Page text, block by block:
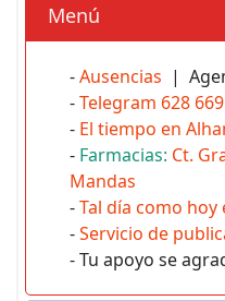
Menú
-Ausencias |
-Telegram 628
- El tiempo en
- Farmacias: Ct.
Mandas
-Tal día como hoy
-Servicio de
- Tu apoyo se